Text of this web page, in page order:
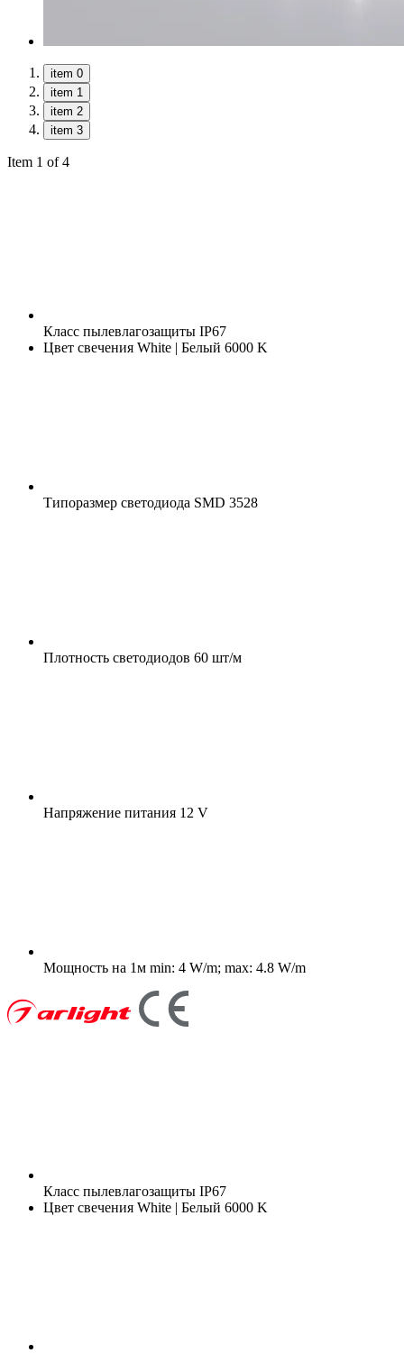
item 0
item 1
item 2
item 3
Item 1 of 4
Класс пылевлагозащиты IP67
Цвет свечения White | Белый 6000 K
Типоразмер светодиода SMD 3528
Плотность светодиодов 60 шт/м
Напряжение питания 12 V
Мощность на 1м min: 4 W/m; max: 4.8 W/m
Класс пылевлагозащиты IP67
Цвет свечения White | Белый 6000 K